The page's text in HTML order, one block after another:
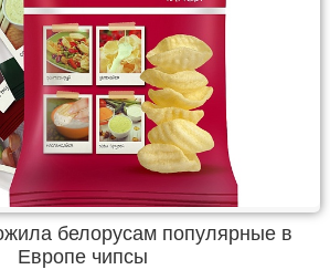
белорусам популярные в
Европе чипсы